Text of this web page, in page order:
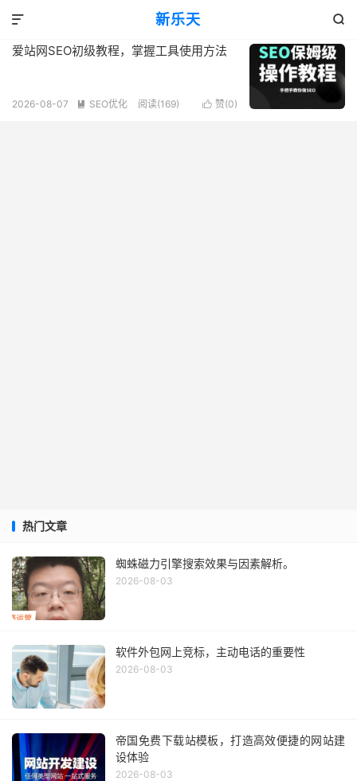
新乐天 
 共 1 篇文章
爱站网SEO初级教程，掌握工具使用方法
 赞(0)
2026-08-07  SEO优化 阅读(169)
热门文章
蜘蛛磁力引擎搜索效果与因素解析。
2026-08-03
软件外包网上竞标，主动电话的重要性
2026-08-03
帝国免费下载站模板，打造高效便捷的网站建
设体验
2026-08-03